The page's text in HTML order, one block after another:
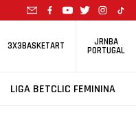
3X3BASKETART JRNBA
PORTUGAL
LIGA BETCLIC FEMININA